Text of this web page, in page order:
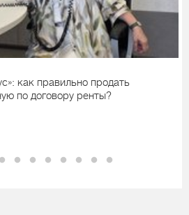
как правильно продать
по договору ренты?